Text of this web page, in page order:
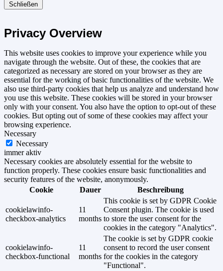
Schließen
Privacy Overview
This website uses cookies to improve your experience while you
navigate through the website. Out of these, the cookies that are
categorized as necessary are stored on your browser as they are
essential for the working of basic functionalities of the website. We
also use third-party cookies that help us analyze and understand how
you use this website. These cookies will be stored in your browser
only with your consent. You also have the option to opt-out of these
cookies. But opting out of some of these cookies may affect your
browsing experience.
Necessary
Necessary
immer aktiv
Necessary cookies are absolutely essential for the website to
function properly. These cookies ensure basic functionalities and
security features of the website, anonymously.
Cookie
Dauer Beschreibung
cookielawinfo-
checkbox-analytics
11
months
This cookie is set by GDPR Cookie
Consent plugin. The cookie is used
to store the user consent for the
cookies in the category "Analytics".
cookielawinfo-
checkbox-functional
11
months
The cookie is set by GDPR cookie
consent to record the user consent
for the cookies in the category
"Functional".